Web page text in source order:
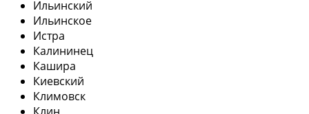
Ильинский
Ильинское
Истра
Калининец
Кашира
Киевский
Климовск